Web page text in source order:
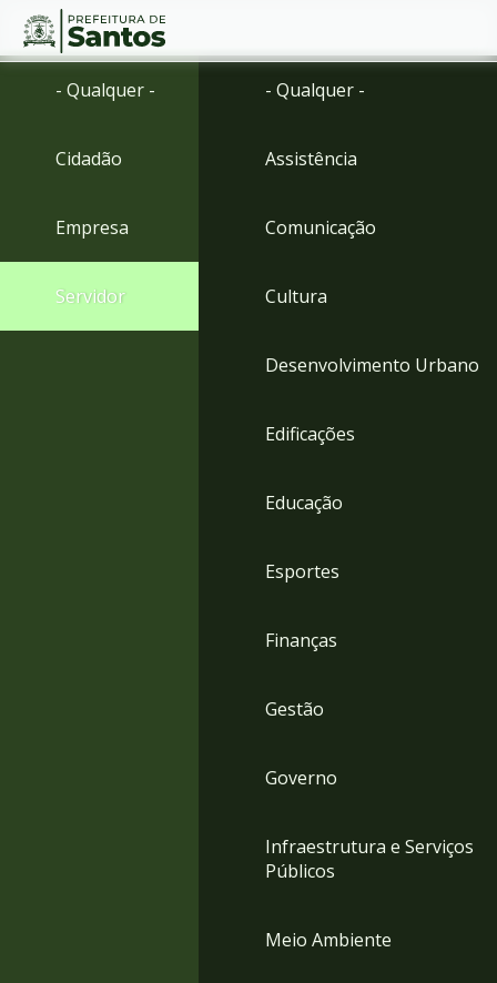
Ir
menu
para
Conteúdo
- Qualquer -
Cidadão
Empresa
Servidor
- Qualquer -
Assistência
Comunicação
Cultura
Desenvolvimento Urbano
Edificações
Educação
Esportes
Finanças
Gestão
Governo
Infraestrutura e Serviços
Públicos
Meio Ambiente